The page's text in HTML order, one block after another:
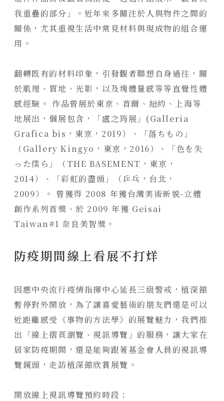
我重疊的部分」。近年來多關注於人與物件之間的
關係，尤其重視生活中常見材料與現成物的組合運
用。
翻轉既有的材料印象，引發觀者聯想自身過往，關
於肌理、質地、光影，以及塊體量感等等直覺性體
感經驗。 作品曾展於東京、首爾、紐約、上海等
地展出，個展包含，「盧之筠展」 (Galleria
Grafica bis ，東京， 2019）、「落ちもの」
（Gallery Kingyo ，東京， 2016）、「色を失
った僕ら」（THE BASEMENT ，東京，
2014）、「彩虹的盡頭」（乒乓，台北，
2009）。 曾獲得 2008 年獲台灣美術新貌-立體
創作系列首獎、於 2009年獲 Geisai
Taiwan#1奈良美智獎。
防疫期間線上看展不打烊
因應中央流行疫情指揮中心延長三級警戒，植深館
暫停對外開放，為了讓喜愛藝術的朋友們還是可以
近距離感受《事物的方法學》的展覽魅力，我們推
出 「線上摺頁瀏覽、視訊導覽」 的服務，讓大家在
居家防疫期間，還是能夠跟著基金會人員的視訊導
覽鏡頭，走訪植深館欣賞展覽。
開放線上視訊導覽預約時段：